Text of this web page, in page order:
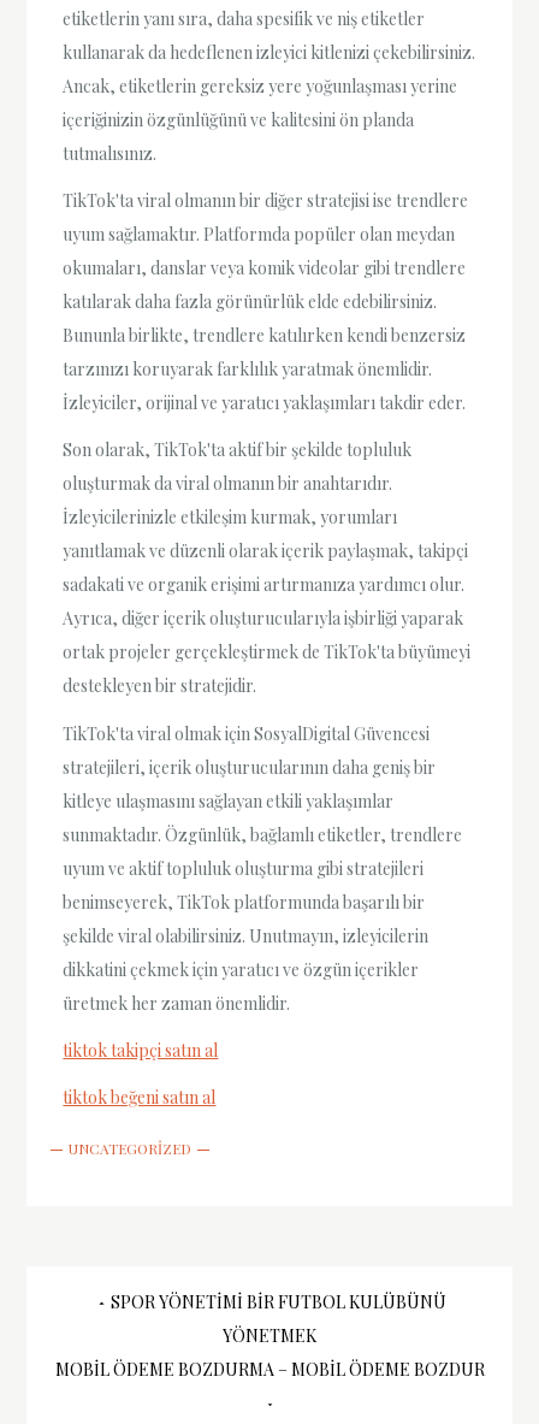
etiketlerin yanı sıra, daha spesifik ve niş etiketler
kullanarak da hedeflenen izleyici kitlenizi çekebilirsiniz.
Ancak, etiketlerin gereksiz yere yoğunlaşması yerine
içeriğinizin özgünlüğünü ve kalitesini ön planda
tutmalısınız.
TikTok'ta viral olmanın bir diğer stratejisi ise trendlere
uyum sağlamaktır. Platformda popüler olan meydan
okumaları, danslar veya komik videolar gibi trendlere
katılarak daha fazla görünürlük elde edebilirsiniz.
Bununla birlikte, trendlere katılırken kendi benzersiz
tarzınızı koruyarak farklılık yaratmak önemlidir.
İzleyiciler, orijinal ve yaratıcı yaklaşımları takdir eder.
Son olarak, TikTok'ta aktif bir şekilde topluluk
oluşturmak da viral olmanın bir anahtarıdır.
İzleyicilerinizle etkileşim kurmak, yorumları
yanıtlamak ve düzenli olarak içerik paylaşmak, takipçi
sadakati ve organik erişimi artırmanıza yardımcı olur.
Ayrıca, diğer içerik oluşturucularıyla işbirliği yaparak
ortak projeler gerçekleştirmek de TikTok'ta büyümeyi
destekleyen bir stratejidir.
TikTok'ta viral olmak için SosyalDigital Güvencesi
stratejileri, içerik oluşturucularının daha geniş bir
kitleye ulaşmasını sağlayan etkili yaklaşımlar
sunmaktadır. Özgünlük, bağlamlı etiketler, trendlere
uyum ve aktif topluluk oluşturma gibi stratejileri
benimseyerek, TikTok platformunda başarılı bir
şekilde viral olabilirsiniz. Unutmayın, izleyicilerin
dikkatini çekmek için yaratıcı ve özgün içerikler
üretmek her zaman önemlidir.
tiktok takipçi satın al
tiktok beğeni satın al
UNCATEGORIZED
Yazı
gezinmesi
SPOR YÖNETIMI BIR FUTBOL KULÜBÜNÜ
YÖNETMEK
MOBIL ÖDEME BOZDURMA – MOBIL ÖDEME BOZDUR